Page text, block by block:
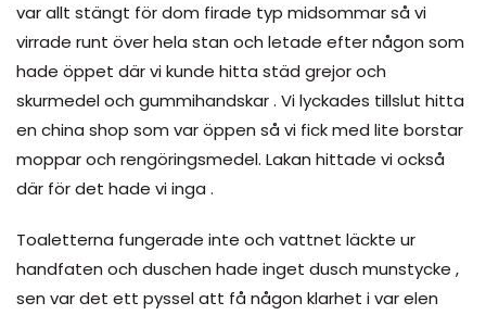
var allt stängt för dom firade typ midsommar så vi
virrade runt över hela stan och letade efter någon som
hade öppet där vi kunde hitta städ grejor och
skurmedel och gummihandskar . Vi lyckades tillslut hitta
en china shop som var öppen så vi fick med lite borstar
moppar och rengöringsmedel. Lakan hittade vi också
där för det hade vi inga .
Toaletterna fungerade inte och vattnet läckte ur
handfaten och duschen hade inget dusch munstycke ,
sen var det ett pyssel att få någon klarhet i var elen